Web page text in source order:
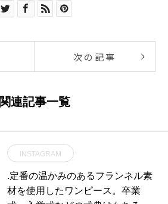
次の記事
関連記事一覧
INSTAGRAM
.定番の温かみのあるフランネル素
材を使用したワンピース。卒業